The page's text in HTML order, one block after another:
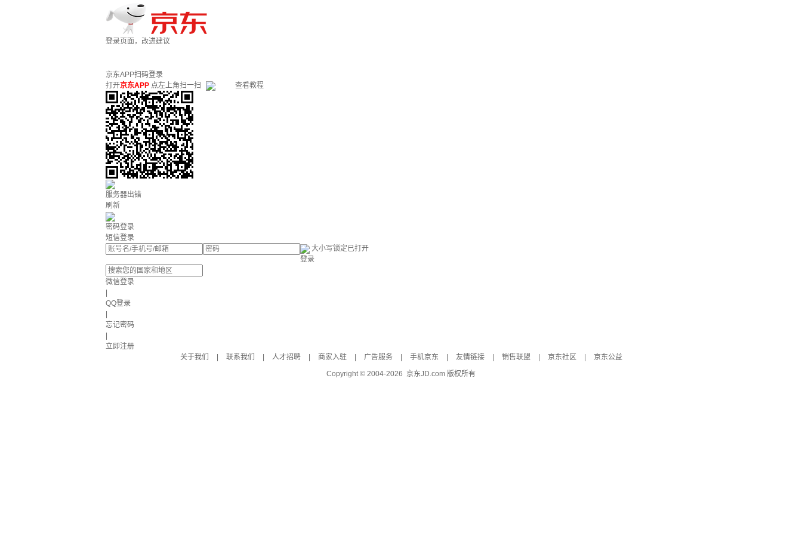
登录页面，改进建议
京东APP扫码登录
打开京东APP 点左上角扫一扫 查看教程
服务器出错
刷新
密码登录
短信登录
大小写锁定已打开
登录
微信登录
QQ登录
忘记密码
立即注册
关于我们
联系我们 人才招聘 商家入驻 广告服务 手机京东 友情链接 销售联盟 京东社区
京东公益
Copyright © 2004-2026 京东JD.com 版权所有